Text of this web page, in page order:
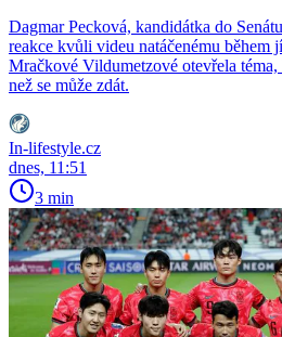
Dagmar Pecková, kandidátka do
reakce kvůli videu natáčenému během
Mračkové Vildumetzové otevřela
než se může zdát.
In-lifestyle.cz
dnes, 11:51
3 min